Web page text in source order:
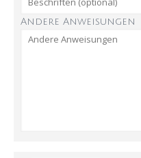
Andere Anweisungen